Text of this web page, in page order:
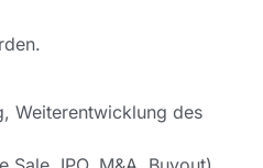
Weiterentwicklung des